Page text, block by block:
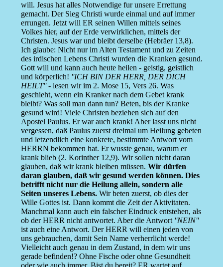
will. Jesus hat alles Notwendige fur unsere Errettung
gemacht. Der Sieg Christi wurde einmal und auf immer
errungen. Jetzt will ER seinen Willen mittels seines
Volkes hier, auf der Erde verwirklichen, mittels der
Christen. Jesus war und bleibt derselbe (Hebräer 13,8).
Ich glaube: Nicht nur im Alten Testament und zu Zeiten
des irdischen Lebens Christi wurden die Kranken gesund.
Gott will und kann auch heute heilen - geistig, geistlich
und körperlich! ''ICH BIN DER HERR, DER DICH
HEILT''- lesen wir im 2. Mose 15, Vers 26. Was
geschieht, wenn ein Kranker nach dem Gebet krank
bleibt? Was soll man dann tun? Beten, bis der Kranke
gesund wird! Viele Christen beziehen sich auf den
Apostel Paulus. Er war auch krank! Aber lasst uns nicht
vergessen, daß Paulus zuerst dreimal um Heilung gebeten
und letzendlich eine konkrete, bestimmte Antwort vom
HERRN bekommen hat. Er wusste genau, warum er
krank blieb (2. Korinther 12,9). Wir sollen nicht daran
glauben, daß wir krank bleiben müssen. Wir dürfen
daran glauben, daß wir gesund werden können. Dies
betrifft nicht nur die Heilung allein, sondern alle
Seiten unseres Lebens.Wir beten zuerst, ob dies der
Wille Gottes ist. Dann kommt die Zeit der Aktivitaten.
Manchmal kann auch ein falscher Eindruck entstehen, als
ob der HERR nicht antwortet. Aber die Antwort ''NEIN''
ist auch eine Antwort. Der HERR will einen jeden von
uns gebrauchen, damit Sein Name verherrlicht werde!
Vielleicht auch genau in dem Zustand, in dem wir uns
gerade befinden!? Ohne Fische oder ohne Gesundheit
oder wie auch immer. Bist du bereit? ER wartet auf